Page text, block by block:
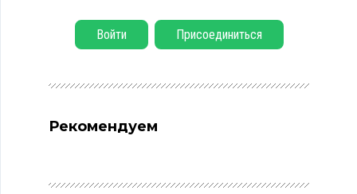
Войти Присоединиться
Рекомендуем